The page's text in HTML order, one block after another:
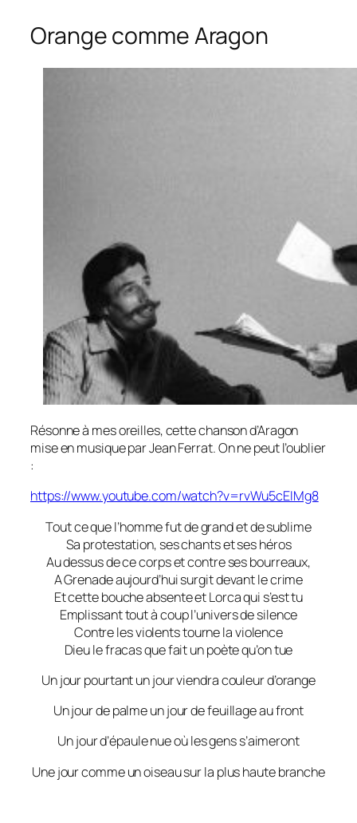
Orange comme Aragon
Résonne à mes oreilles, cette chanson d’Aragon
mise en musique par Jean Ferrat. On ne peut l’oublier
:
https://www.youtube.com/watch?v=rvWu5cEIMg8
Tout ce que l’homme fut de grand et de sublime
Sa protestation, ses chants et ses héros
Au dessus de ce corps et contre ses bourreaux,
A Grenade aujourd’hui surgit devant le crime
Et cette bouche absente et Lorca qui s’est tu
Emplissant tout à coup l’univers de silence
Contre les violents tourne la violence
Dieu le fracas que fait un poète qu’on tue
Un jour pourtant un jour viendra couleur d’orange
Un jour de palme un jour de feuillage au front
Un jour d’épaule nue où les gens s’aimeront
Une jour comme un oiseau sur la plus haute branche